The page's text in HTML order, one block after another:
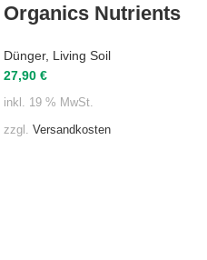
Organics Nutrients
Dünger, Living Soil
27,90 €
inkl. 19 % MwSt.
zzgl. Versandkosten